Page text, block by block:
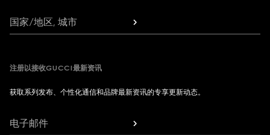
国家/地区, 城市
注册以接收GUCCI最新资讯
获取系列发布、个性化通信和品牌最新资讯的专享更新动态。
电子邮件